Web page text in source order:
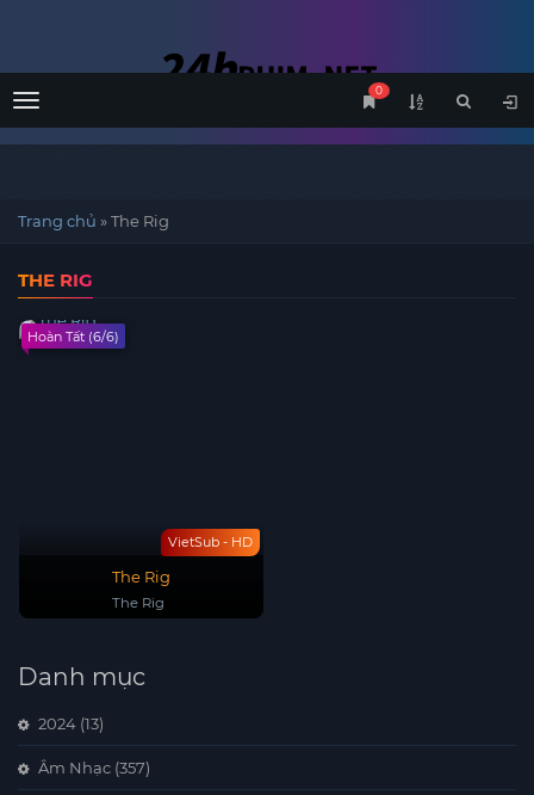
Menu
0
Trang chủ »The Rig
THE RIG
VietSub - HD
Hoàn Tất (6/6)
The Rig
The Rig
Danh mục
2024 (13)
Âm Nhạc (357)